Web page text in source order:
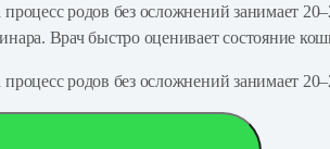
родов без осложнений занимает
Врач быстро оценивает состояние
родов без осложнений занимает